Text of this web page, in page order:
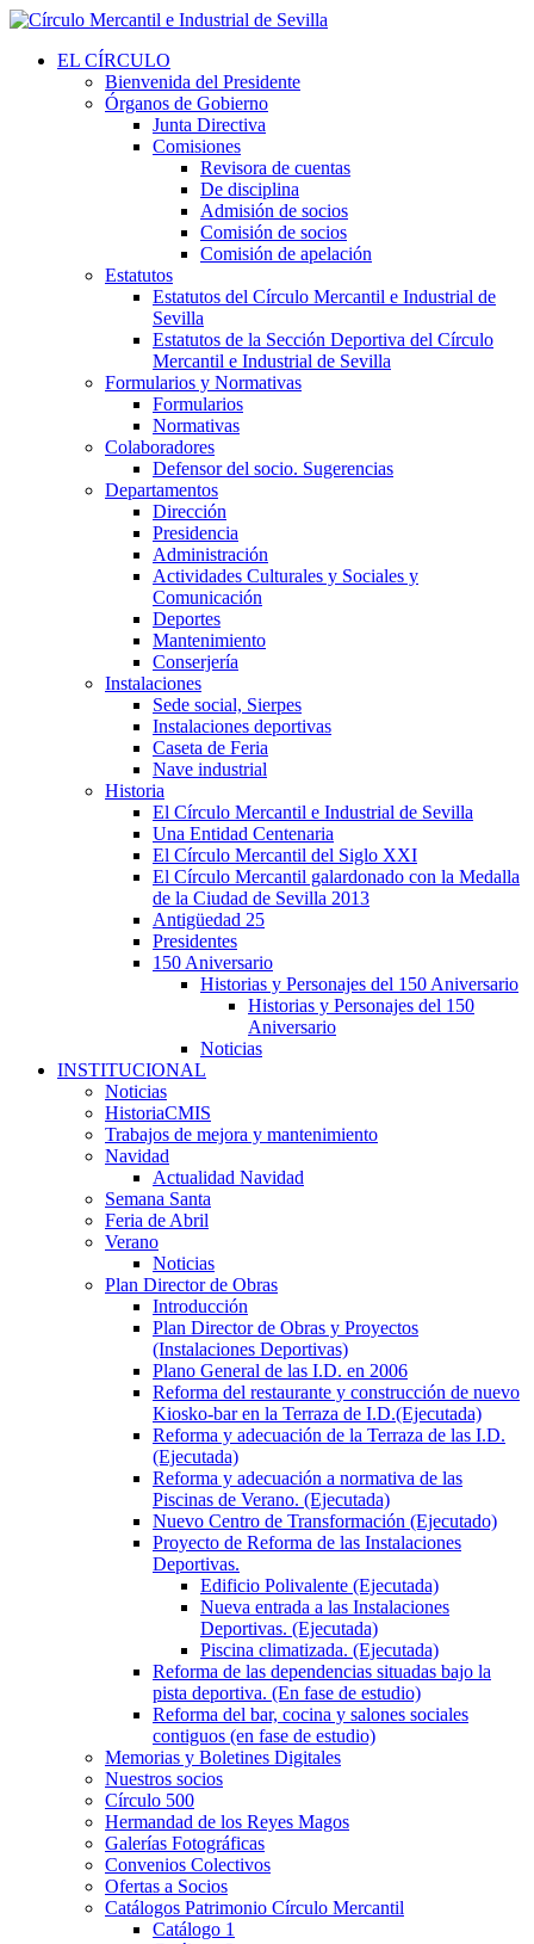
EL CÍRCULO
Bienvenida del Presidente
Órganos de Gobierno
Junta Directiva
Comisiones
Revisora de cuentas
De disciplina
Admisión de socios
Comisión de socios
Comisión de apelación
Estatutos
Estatutos del Círculo Mercantil e Industrial de
Sevilla
Estatutos de la Sección Deportiva del Círculo
Mercantil e Industrial de Sevilla
Formularios y Normativas
Formularios
Normativas
Colaboradores
Defensor del socio. Sugerencias
Departamentos
Dirección
Presidencia
Administración
Actividades Culturales y Sociales y
Comunicación
Deportes
Mantenimiento
Conserjería
Instalaciones
Sede social, Sierpes
Instalaciones deportivas
Caseta de Feria
Nave industrial
Historia
El Círculo Mercantil e Industrial de Sevilla
Una Entidad Centenaria
El Círculo Mercantil del Siglo XXI
El Círculo Mercantil galardonado con la Medalla
de la Ciudad de Sevilla 2013
Antigüedad 25
Presidentes
150 Aniversario
Historias y Personajes del 150 Aniversario
Historias y Personajes del 150
Aniversario
Noticias
INSTITUCIONAL
Noticias
HistoriaCMIS
Trabajos de mejora y mantenimiento
Navidad
Actualidad Navidad
Semana Santa
Feria de Abril
Verano
Noticias
Plan Director de Obras
Introducción
Plan Director de Obras y Proyectos
(Instalaciones Deportivas)
Plano General de las I.D. en 2006
Reforma del restaurante y construcción de nuevo
Kiosko-bar en la Terraza de I.D.(Ejecutada)
Reforma y adecuación de la Terraza de las I.D.
(Ejecutada)
Reforma y adecuación a normativa de las
Piscinas de Verano. (Ejecutada)
Nuevo Centro de Transformación (Ejecutado)
Proyecto de Reforma de las Instalaciones
Deportivas.
Edificio Polivalente (Ejecutada)
Nueva entrada a las Instalaciones
Deportivas. (Ejecutada)
Piscina climatizada. (Ejecutada)
Reforma de las dependencias situadas bajo la
pista deportiva. (En fase de estudio)
Reforma del bar, cocina y salones sociales
contiguos (en fase de estudio)
Memorias y Boletines Digitales
Nuestros socios
Círculo 500
Hermandad de los Reyes Magos
Galerías Fotográficas
Convenios Colectivos
Ofertas a Socios
Catálogos Patrimonio Círculo Mercantil
Catálogo 1